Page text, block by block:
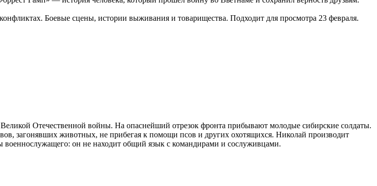
Боевые сцены, истории выживания и товарищества. Подходит для просмотра 23 февраля.
Отечественной войны. На опаснейший отрезок фронта прибывают молодые сибирские солдаты.
загонявших животных, не прибегая к помощи псов и других охотящихся. Николай производит
военнослужащего: он не находит общий язык с командирами и сослуживцами.